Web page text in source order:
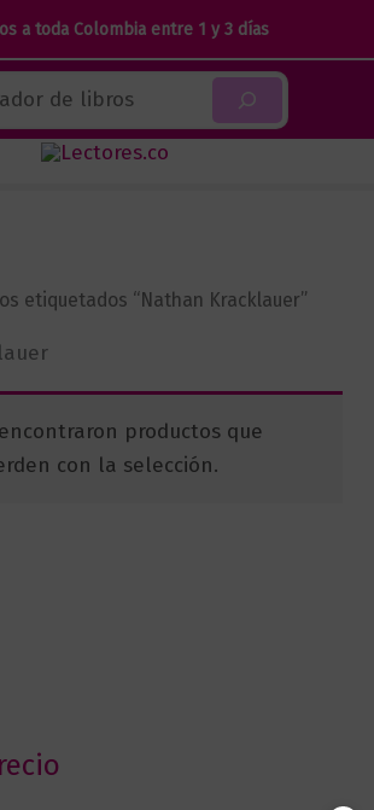
a toda Colombia entre 1 y 3 días
etiquetados “Nathan Kracklauer”
productos que
con la selección.